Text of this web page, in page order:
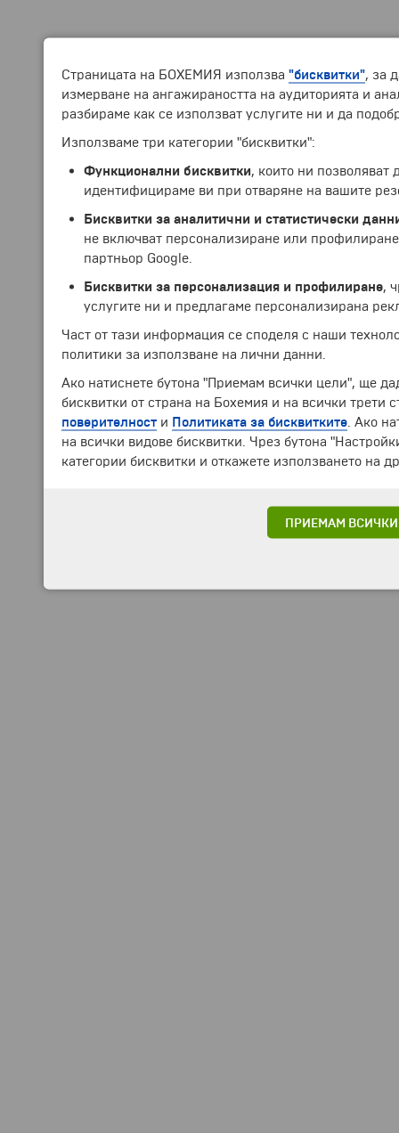
Страницата на БОХЕМИЯ използва "бисквитки", за
измерване на ангажираността на аудиторията и
разбираме как се използват услугите ни и да
Използваме три категории "бисквитки":
Функционални бисквитки, които ни позволяват
идентифицираме ви при отваряне на вашите
Бисквитки за аналитични и статистически
не включват персонализиране или
партньор Google.
Бисквитки за персонализация и профилиране,
услугите ни и предлагаме персонализирана
Част от тази информация се споделя с наши
политики за използване на лични данни.
Ако натиснете бутона "Приемам всички цели", ще
бисквитки от страна на Бохемия и на всички трети
поверителност и Политиката за бисквитките . Ако
на всички видове бисквитки. Чрез бутона
категории бисквитки и откажете използването на
ПРИЕМАМ